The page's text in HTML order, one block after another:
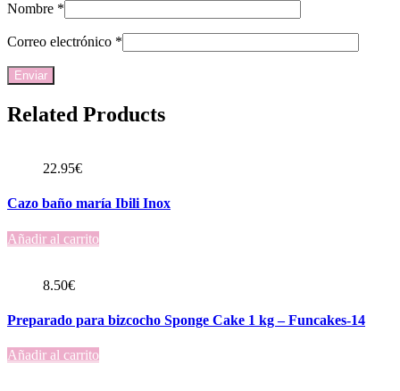
Nombre *
Correo electrónico *
Related Products
22.95€
Cazo baño maría Ibili Inox
Añadir al carrito
8.50€
Preparado para bizcocho Sponge Cake 1 kg – Funcakes-14
Añadir al carrito